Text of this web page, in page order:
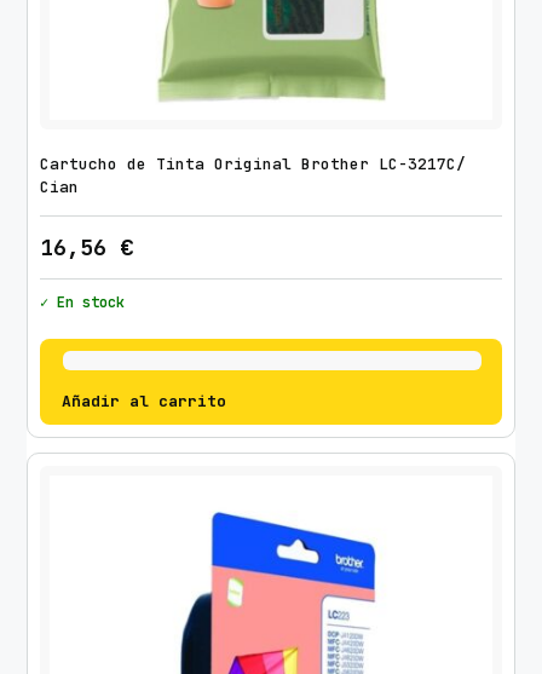
Cartucho de Tinta Original Brother LC-3217C/
Cian
16,56 €
✓ En stock
Añadir al carrito